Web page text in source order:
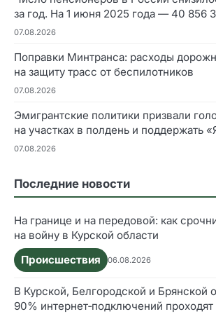
за год. На 1 июня 2025 года — 40 856
07.08.2026
Поправки Минтранса: расходы
на защиту трасс от беспилотников
07.08.2026
Эмигрантские политики призвали
на участках в полдень и поддержать
07.08.2026
Последние новости
На границе и на передовой: как
на войну в Курской области
Происшествия
06.08.2026
В Курской, Белгородской и Брянской
90% интернет‑подключений